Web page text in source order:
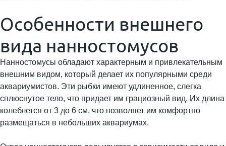
Особенности внешнего
вида нанностомусов
Нанностомусы обладают характерным и привлекательным
внешним видом, который делает их популярными среди
аквариумистов. Эти рыбки имеют удлиненное, слегка
сплюснутое тело, что придает им грациозный вид. Их длина
колеблется от 3 до 6 см, что позволяет им комфортно
размещаться в небольших аквариумах.